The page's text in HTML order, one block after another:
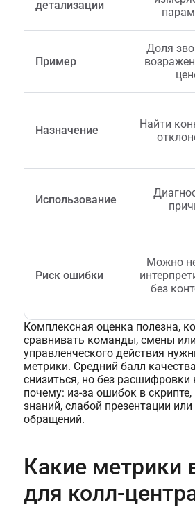
детализации
Пример
Доля
Назначение
Найти
Использование
Риск ошибки
Можно
без
Комплексная оценка полезна,
сравнивать команды, смены
управленческого действия
метрики. Средний балл
снизиться, но без расшифровки
почему: из-за ошибок в
знаний, слабой презентации
обращений.
Какие метрики
для колл-